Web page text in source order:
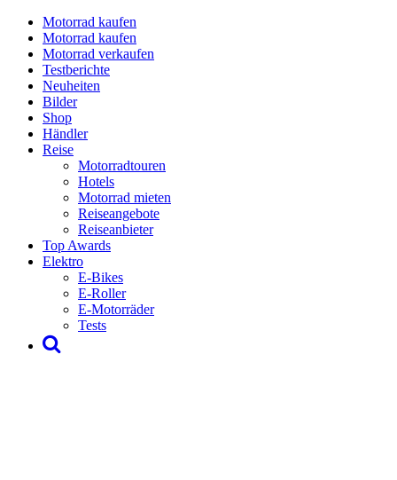
Motorrad kaufen
Motorrad kaufen
Motorrad verkaufen
Testberichte
Neuheiten
Bilder
Shop
Händler
Reise
Motorradtouren
Hotels
Motorrad mieten
Reiseangebote
Reiseanbieter
Top Awards
Elektro
E-Bikes
E-Roller
E-Motorräder
Tests